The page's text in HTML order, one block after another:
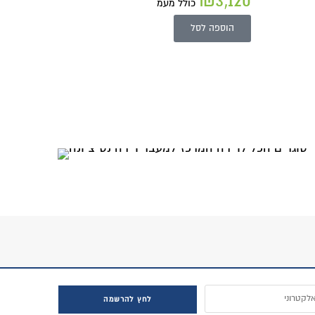
כולל מעמ
הוספה לסל
לחץ להרשמה